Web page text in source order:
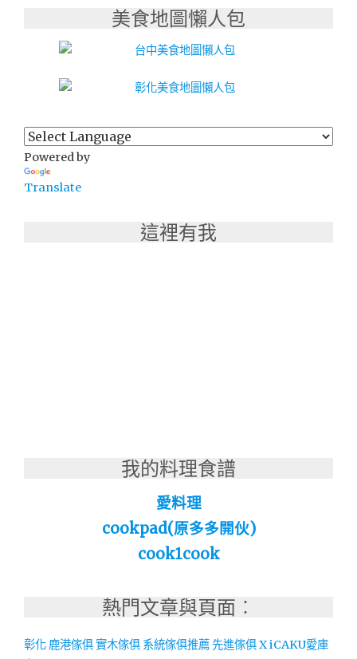
美食地圖懶人包
Powered by
Translate
這裡有我
我的料理食譜
愛料理
cookpad(原多多開伙)
cook1cook
熱門文章與頁面︰
彰化 鹿港傢俱 實木傢俱 系統傢俱推薦 先進傢俱 X iCAKU愛庫